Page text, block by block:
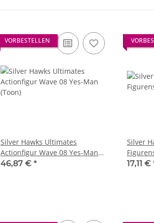
VORBESTELLEN
Silver Hawks Ultimates
Actionfigur Wave 08 Yes-Man
(Toon)
46,87 € *
Silver
17,11 €